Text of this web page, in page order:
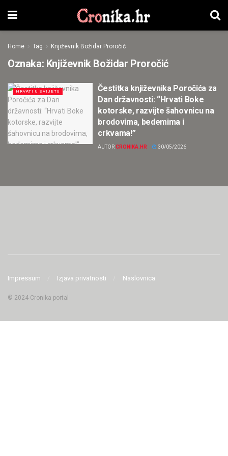
Home Tag Književnik Božidar Proročić
Oznaka: Književnik Božidar Proročić
HRVATI U SVIJETU
Čestitka književnika Poročića za
Dan državnosti: “Hrvati Boke
kotorske, razvijte šahovnicu na
brodovima, bedemima i
crkvama!”
AUTORCRONIKA.HR 30/05/2026
Impressum Izjava privatnosti Naslovnica
© 2024 Cronika portal